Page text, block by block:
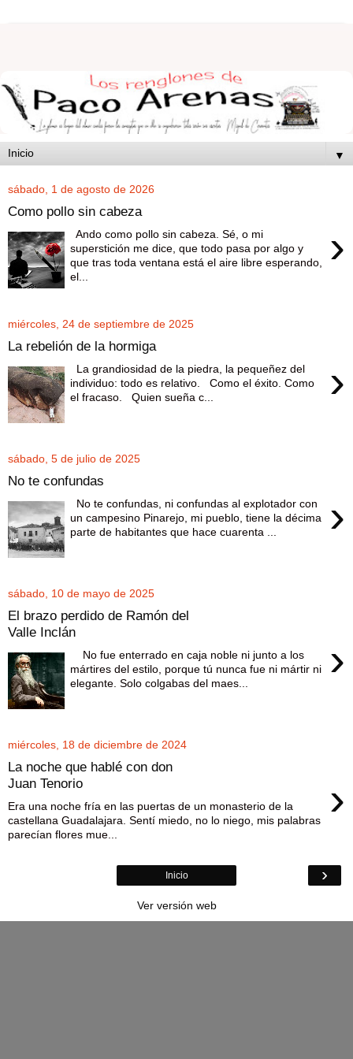
▼
sábado, 1 de agosto de 2026
Como pollo sin cabeza
›
Ando como pollo sin cabeza. Sé, o mi
superstición me dice, que todo pasa por algo y
que tras toda ventana está el aire libre esperando,
el...
miércoles, 24 de septiembre de 2025
La rebelión de la hormiga
›
La grandiosidad de la piedra, la pequeñez del
individuo: todo es relativo. Como el éxito. Como
el fracaso. Quien sueña c...
sábado, 5 de julio de 2025
No te confundas
›
No te confundas, ni confundas al explotador con
un campesino Pinarejo, mi pueblo, tiene la décima
parte de habitantes que hace cuarenta ...
sábado, 10 de mayo de 2025
El brazo perdido de Ramón del
Valle Inclán
›
No fue enterrado en caja noble ni junto a los
mártires del estilo, porque tú nunca fue ni mártir ni
elegante. Solo colgabas del maes...
miércoles, 18 de diciembre de 2024
La noche que hablé con don
Juan Tenorio
›
Era una noche fría en las puertas de un monasterio de la
castellana Guadalajara. Sentí miedo, no lo niego, mis palabras
parecían flores mue...
›
Inicio
Ver versión web